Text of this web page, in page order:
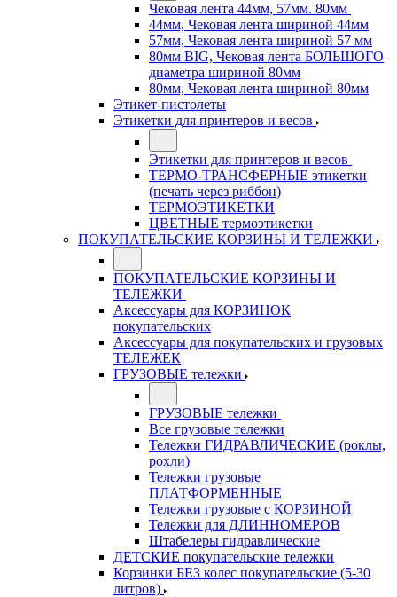
Чековая лента 44мм, 57мм. 80мм
44мм, Чековая лента шириной 44мм
57мм, Чековая лента шириной 57 мм
80мм BIG, Чековая лента БОЛЬШОГО
диаметра шириной 80мм
80мм, Чековая лента шириной 80мм
Этикет-пистолеты
Этикетки для принтеров и весов
Этикетки для принтеров и весов
ТЕРМО-ТРАНСФЕРНЫЕ этикетки
(печать через риббон)
ТЕРМОЭТИКЕТКИ
ЦВЕТНЫЕ термоэтикетки
ПОКУПАТЕЛЬСКИЕ КОРЗИНЫ И ТЕЛЕЖКИ
ПОКУПАТЕЛЬСКИЕ КОРЗИНЫ И
ТЕЛЕЖКИ
Аксессуары для КОРЗИНОК
покупательских
Аксессуары для покупательских и грузовых
ТЕЛЕЖЕК
ГРУЗОВЫЕ тележки
ГРУЗОВЫЕ тележки
Все грузовые тележки
Тележки ГИДРАВЛИЧЕСКИЕ (роклы,
рохли)
Тележки грузовые
ПЛАТФОРМЕННЫЕ
Тележки грузовые с КОРЗИНОЙ
Тележки для ДЛИННОМЕРОВ
Штабелеры гидравлические
ДЕТСКИЕ покупательские тележки
Корзинки БЕЗ колес покупательские (5-30
литров)